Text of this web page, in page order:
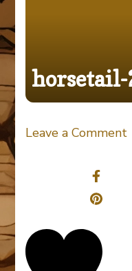
horsetail-
Leave a Commenton